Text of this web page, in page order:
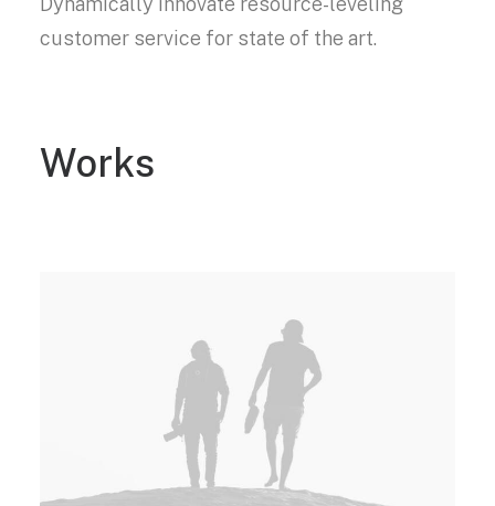
customer service for state of the art.
Works